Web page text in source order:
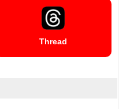
Thread